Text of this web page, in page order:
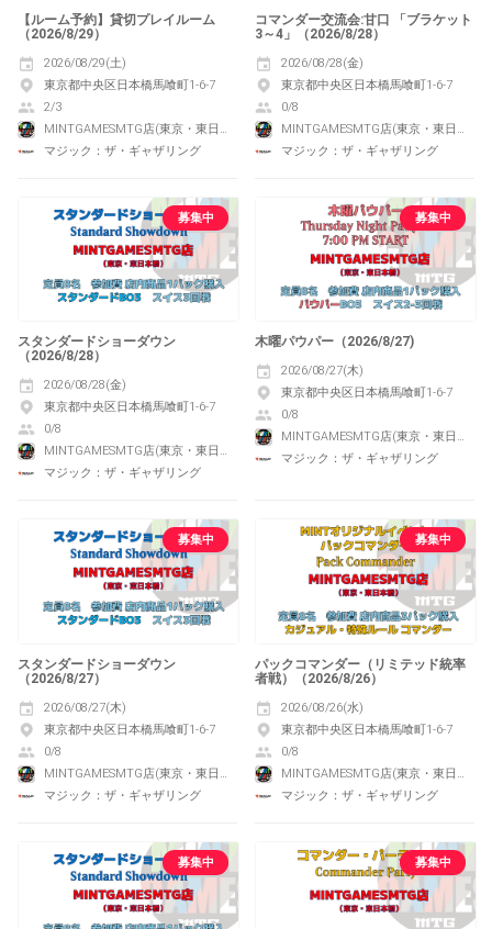
【ルーム予約】貸切プレイルーム
（2026/8/29）
2026/08/29(土)
東京都中央区日本橋馬喰町1-6-7
2/3
マジック：ザ・ギャザリング
コマンダー交流会:甘口 「ブラケット
3～4」（2026/8/28）
2026/08/28(金)
東京都中央区日本橋馬喰町1-6-7
0/8
マジック：ザ・ギャザリング
募集中
スタンダードショーダウン
（2026/8/28）
2026/08/28(金)
東京都中央区日本橋馬喰町1-6-7
0/8
MINTGAMESMTG店(東京・東日本橋)
マジック：ザ・ギャザリング
募集中
木曜パウパー（2026/8/27)
2026/08/27(木)
東京都中央区日本橋馬喰町1-6-7
0/8
MINTGAMESMTG店(東京・東日本橋)
マジック：ザ・ギャザリング
募集中
スタンダードショーダウン
（2026/8/27）
2026/08/27(木)
東京都中央区日本橋馬喰町1-6-7
0/8
マジック：ザ・ギャザリング
募集中
パックコマンダー（リミテッド統率
者戦）（2026/8/26）
2026/08/26(水)
東京都中央区日本橋馬喰町1-6-7
0/8
マジック：ザ・ギャザリング
募集中 募集中